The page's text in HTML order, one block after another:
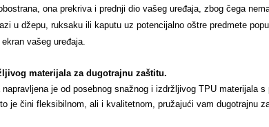
ona prekriva i prednji dio vašeg uređaja, zbog čega
u džepu, ruksaku ili kaputu uz potencijalno oštre predmete
vašeg uređaja.
materijala za dugotrajnu zaštitu.
je od posebnog snažnog i izdržljivog TPU materijala
je čini fleksibilnom, ali i kvalitetnom, pružajući vam dugotrajnu